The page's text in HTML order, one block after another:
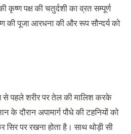
कृष्ण पक्ष की चतुर्दशी का व्रत सम्पूर्ण
की पूजा आरधना की और रूप सौन्दर्य को
से पहले शरीर पर तेल की माल‍िश करके
के दौरान अपामार्ग पौधे की टहन‍ियों को
पर रखना होता है। साथ थोड़ी सी